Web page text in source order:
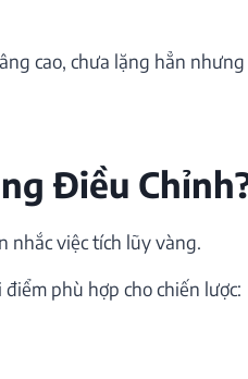
cao, chưa lặng hẳn
Điều
nhắc việc tích lũy vàng.
phù hợp cho chiến lược: